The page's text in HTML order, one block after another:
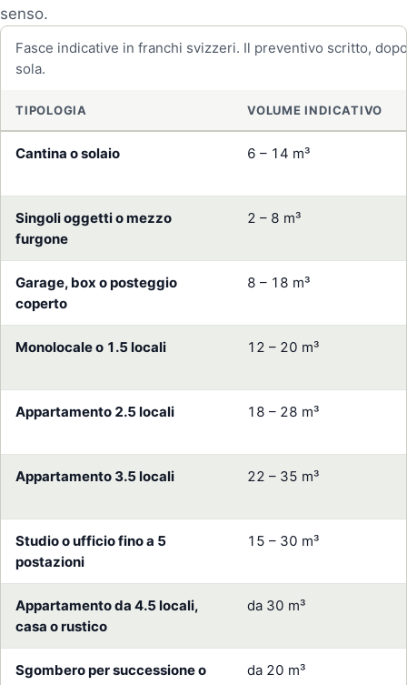
senso.
Fasce indicative in franchi svizzeri. Il preventivo scritto,
sola.
TIPOLOGIA VOLUME INDICATIVO
Cantina o solaio 6 – 14 m³
Singoli oggetti o mezzo
furgone
2 – 8 m³
Garage, box o posteggio
coperto
8 – 18 m³
Monolocale o 1.5 locali 12 – 20 m³
Appartamento 2.5 locali 18 – 28 m³
Appartamento 3.5 locali 22 – 35 m³
Studio o ufficio fino a 5
postazioni
15 – 30 m³
Appartamento da 4.5 locali,
casa o rustico
da 30 m³
Sgombero per successione o
da 20 m³